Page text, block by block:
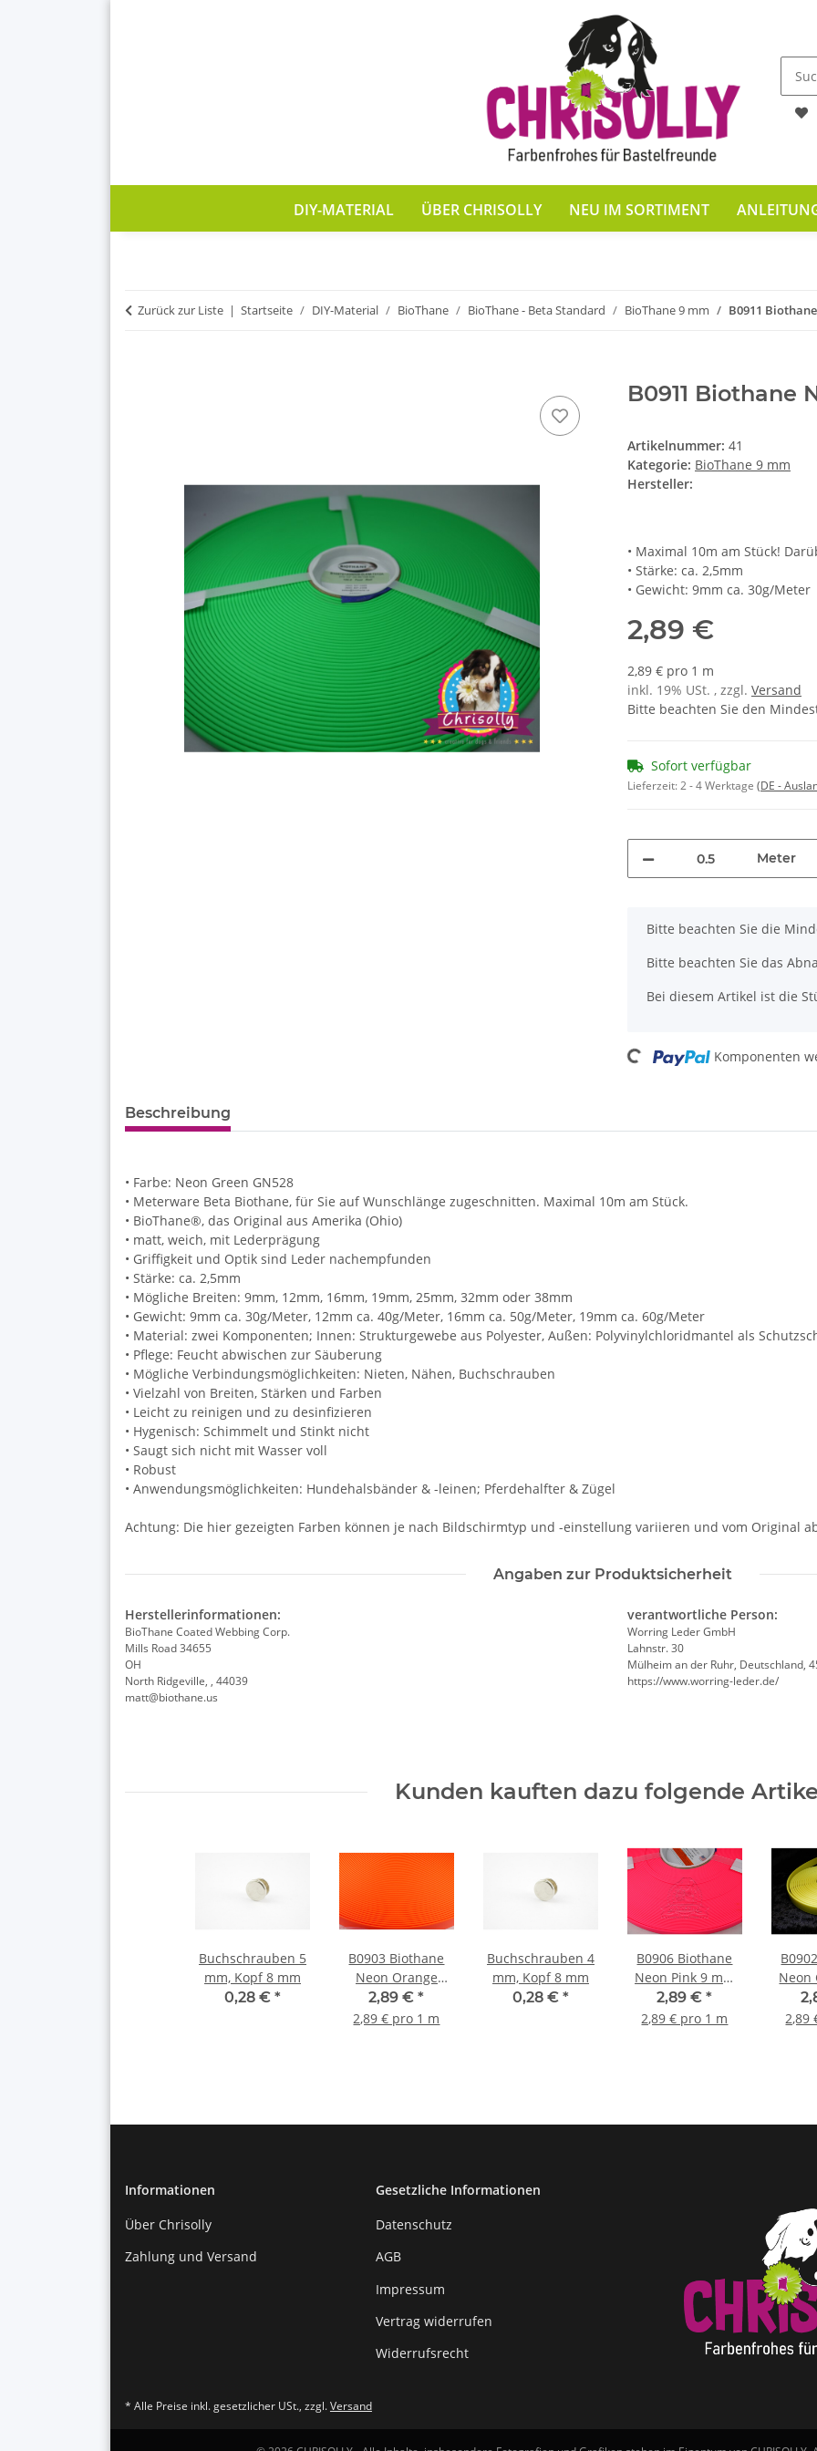
DIY-MATERIAL ÜBER CHRISOLLY NEU IM SORTIMENT
Zurück zur Liste Startseite DIY-Material BioThane BioThane - Beta Standard BioThane 9 mm B0911
B0911 Biothane
Artikelnummer: 41
Kategorie: BioThane 9 mm
Hersteller:
• Maximal 10m am Stück!
• Stärke: ca. 2,5mm
• Gewicht: 9mm ca. 30g/Meter
2,89 €
2,89 € pro 1 m
inkl. 19% USt. , zzgl. Versand
Bitte beachten Sie den
Sofort verfügbar
Lieferzeit:2 - 4 Werktage (DE -
Meter
x
Bitte beachten Sie die
Bitte beachten Sie das
Bei diesem Artikel ist die
Loading... Komponenten
Beschreibung
• Farbe: Neon Green GN528
• Meterware Beta Biothane, für Sie auf Wunschlänge zugeschnitten. Maximal 10m am Stück.
• BioThane®, das Original aus Amerika (Ohio)
• matt, weich, mit Lederprägung
• Griffigkeit und Optik sind Leder nachempfunden
• Stärke: ca. 2,5mm
• Mögliche Breiten: 9mm, 12mm, 16mm, 19mm, 25mm, 32mm oder 38mm
• Gewicht: 9mm ca. 30g/Meter, 12mm ca. 40g/Meter, 16mm ca. 50g/Meter, 19mm ca. 60g/Meter
• Material: zwei Komponenten; Innen: Strukturgewebe aus Polyester, Außen: Polyvinylchloridmantel als
• Pflege: Feucht abwischen zur Säuberung
• Mögliche Verbindungsmöglichkeiten: Nieten, Nähen, Buchschrauben
• Vielzahl von Breiten, Stärken und Farben
• Leicht zu reinigen und zu desinfizieren
• Hygenisch: Schimmelt und Stinkt nicht
• Saugt sich nicht mit Wasser voll
• Robust
• Anwendungsmöglichkeiten: Hundehalsbänder & -leinen; Pferdehalfter & Zügel
Achtung: Die hier gezeigten Farben können je nach Bildschirmtyp und -einstellung variieren und vom Original
Angaben zur Produktsicherheit
Herstellerinformationen:
BioThane Coated Webbing Corp.
Mills Road 34655
OH
North Ridgeville, , 44039
matt@biothane.us
verantwortliche Person:
Worring Leder GmbH
Lahnstr. 30
Mülheim an der Ruhr, Deutschland,
https://www.worring-leder.de/
Kunden kauften dazu folgende
Buchschrauben 5
mm, Kopf 8 mm
0,28 € *
B0903 Biothane
Neon Orange
9mm OR522
2,89 €*
2,89 € pro 1 m
Buchschrauben 4
mm, Kopf 8 mm
0,28 € *
B0906 Biothane
Neon Pink 9 mm
PK521
2,89 €*
2,89 € pro 1 m
Neon
2,89
Informationen
Über Chrisolly
Zahlung und Versand
Gesetzliche Informationen
Datenschutz
AGB
Impressum
Vertrag widerrufen
Widerrufsrecht
* Alle Preise inkl. gesetzlicher USt., zzgl.Versand